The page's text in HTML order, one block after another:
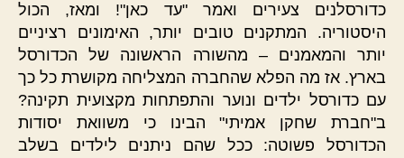
כדורסלנים צעירים ואמר "עד כאן"! ומאז, הכול
היסטוריה. המתקנים טובים יותר, האימונים רציניים
יותר והמאמנים – מהשורה הראשונה של הכדורסל
בארץ. אז מה הפלא שהחברה המצליחה מקושרת כל כך
עם כדורסל ילדים ונוער והתפתחות מקצועית תקינה?
ב"חברת שחקן אמיתי" הבינו כי משוואת יסודות
הכדורסל פשוטה: ככל שהם ניתנים לילדים בשלב